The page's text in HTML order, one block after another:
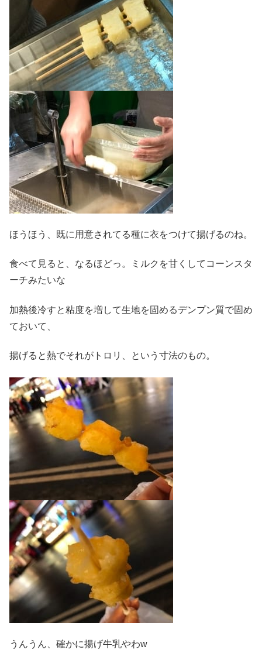
ほうほう、既に用意されてる種に衣をつけて揚げるのね。
食べて見ると、なるほどっ。ミルクを甘くしてコーンスタ
ーチみたいな
加熱後冷すと粘度を増して生地を固めるデンプン質で固め
ておいて、
揚げると熱でそれがトロリ、という寸法のもの。
うんうん、確かに揚げ牛乳やわw